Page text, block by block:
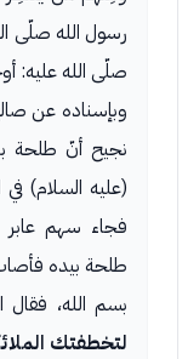
رسول الله صلّى
صلّى الله عليه:
وبإسناده عن
نجيح أنّ طلحة
(عليه السلام)
فجاء سهم عابر
طلحة بيده
بسم الله، فقال
لتخطفتك